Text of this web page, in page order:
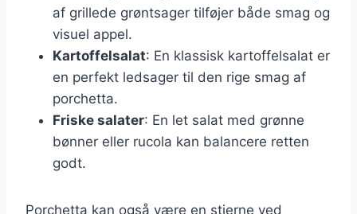
af grillede grøntsager tilføjer både smag og
visuel appel.
Kartoffelsalat: En klassisk kartoffelsalat er
en perfekt ledsager til den rige smag af
porchetta.
Friske salater: En let salat med grønne
bønner eller rucola kan balancere retten
godt.
Porchetta kan også være en stjerne ved